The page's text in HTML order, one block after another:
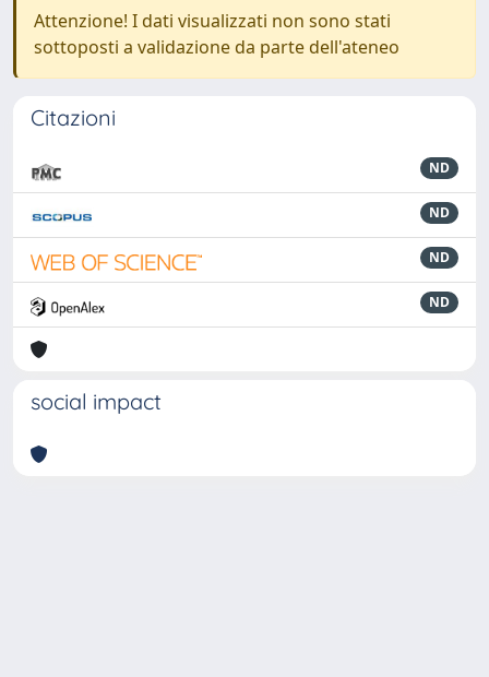
Attenzione! I dati visualizzati non sono stati
sottoposti a validazione da parte dell'ateneo
Citazioni
ND
ND
ND
ND
social impact